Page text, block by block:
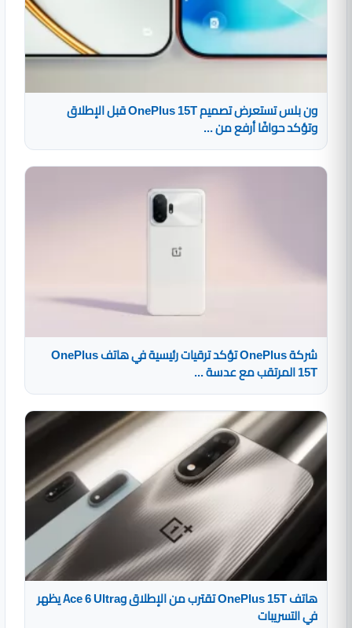
ون بلس تستعرض تصميم OnePlus 15T قبل الإطلاق
وتؤكد حوافًا أرفع من ...
شركة OnePlus تؤكد ترقيات رئيسية في هاتف OnePlus
15T المرتقب مع عدسة ...
هاتف OnePlus 15T تقترب من الإطلاق وAce 6 Ultra يظهر
في التسريبات